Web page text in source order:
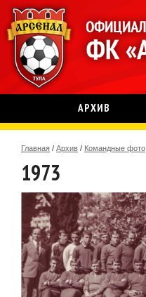
АРХИВ
Главная / Архив / Командные фото
1973